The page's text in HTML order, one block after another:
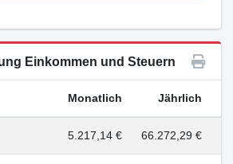
Einkommen und Steuern
Monatlich Jährlich
5.217,14 € 66.272,29 €